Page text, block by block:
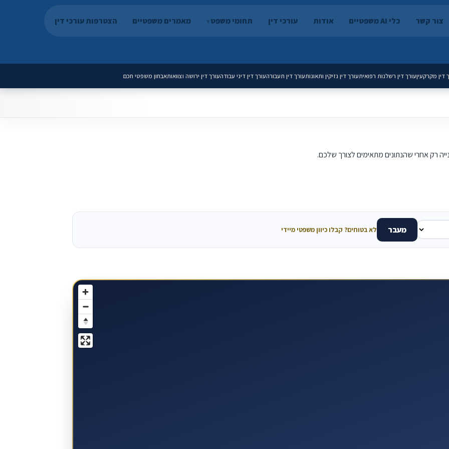
צור קשר כלי AI משפטיים אודות עורכי דין תחומי משפט מאמרים משפטיים הצטרפות עורכי דין
דין מקרקעיןעורך דין רשלנות רפואיתעורך דין נזיקין ותאונותעורך דין תעבורהעורך דין דיני עבודהעורך דין ירושה וצוואותאבחון משפטי חכם
רק אחרי שהנתונים מתאימים לצורך שלכם.
מעבר לא בטוחים? קבלו כיוון משפטי מיידי